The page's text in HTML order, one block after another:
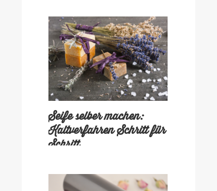
Seife selber machen:
Kaltverfahren Schritt für
Schritt